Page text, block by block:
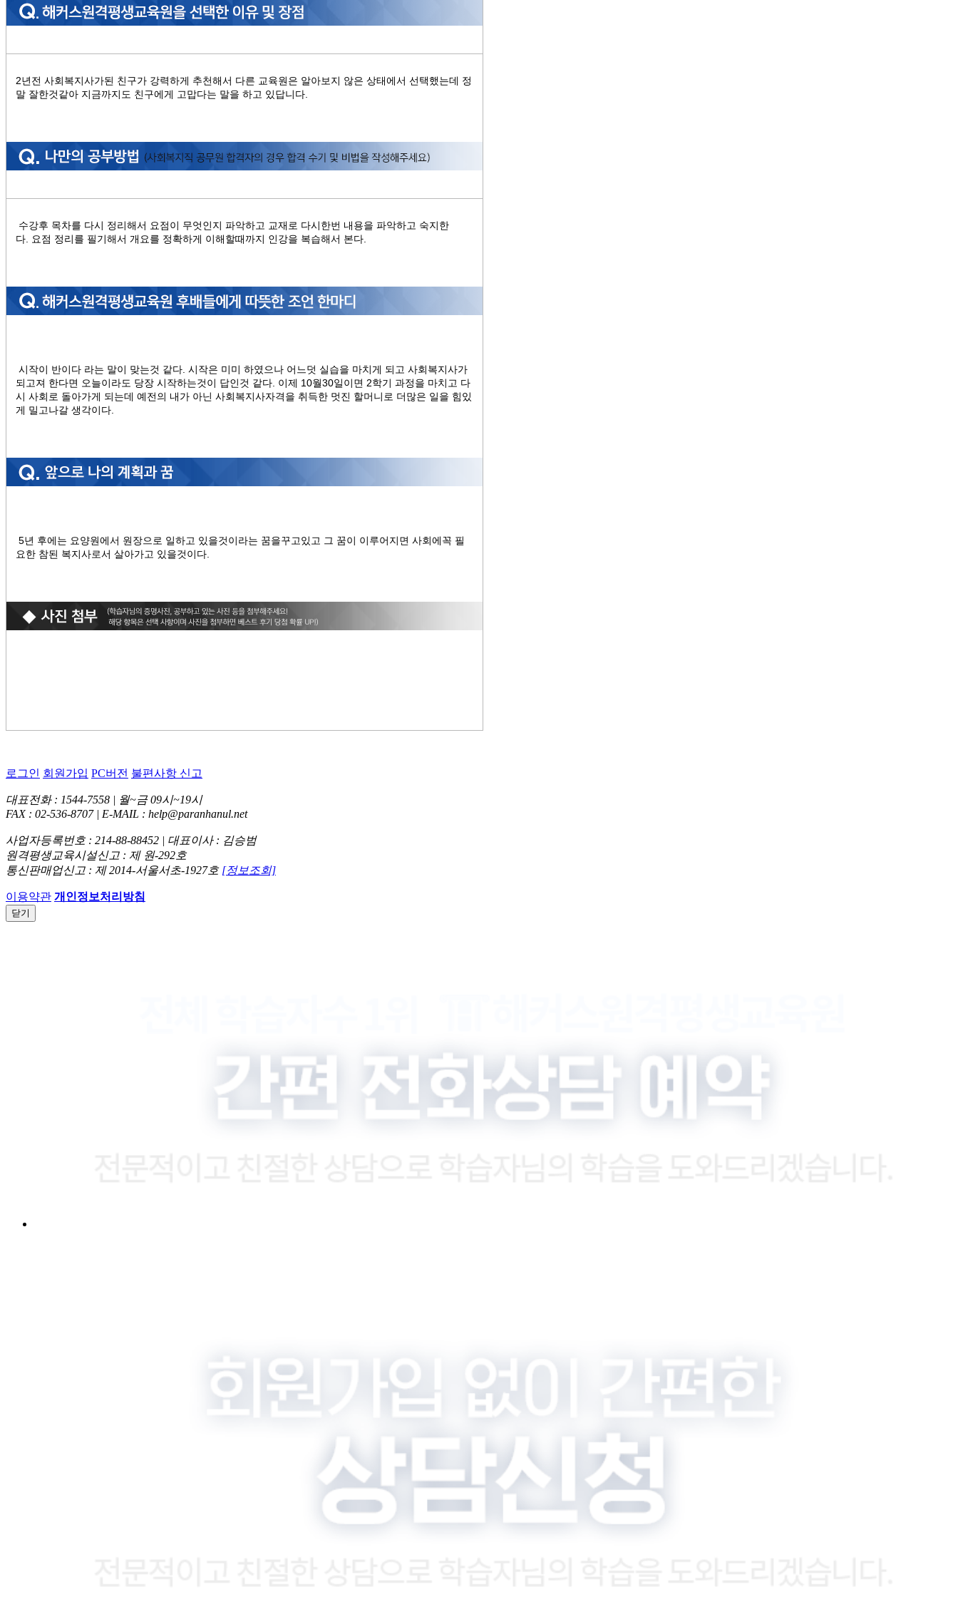
2년전 사회복지사가된 친구가 강력하게 추천해서 다른 교육원은 알아보지 않은 상태에서 선택했는데 정
말 잘한것같아 지금까지도 친구에게 고맙다는 말을 하고 있답니다.
수강후 목차를 다시 정리해서 요점이 무엇인지 파악하고 교재로 다시한번 내용을 파악하고 숙지한
다. 요점 정리를 필기해서 개요를 정확하게 이해할때까지 인강을 복습해서 본다.
시작이 반이다 라는 말이 맞는것 같다. 시작은 미미 하였으나 어느덧 실습을 마치게 되고 사회복지사가
되고져 한다면 오늘이라도 당장 시작하는것이 답인것 같다. 이제 10월30일이면 2학기 과정을 마치고 다
시 사회로 돌아가게 되는데 예전의 내가 아닌 사회복지사자격을 취득한 멋진 할머니로 더많은 일을 힘있
게 밀고나갈 생각이다.
5년 후에는 요양원에서 원장으로 일하고 있을것이라는 꿈을꾸고있고 그 꿈이 이루어지면 사회에꼭 필
요한 참된 복지사로서 살아가고 있을것이다.
로그인 회원가입 PC버전 불편사항 신고
대표전화 : 1544-7558 | 월~금 09시~19시
FAX : 02-536-8707 | E-MAIL : help@paranhanul.net
사업자등록번호 : 214-88-88452 | 대표이사 : 김승범
원격평생교육시설신고 : 제 원-292호
통신판매업신고 : 제 2014-서울서초-1927호 [정보조회]
이용약관 개인정보처리방침
닫기